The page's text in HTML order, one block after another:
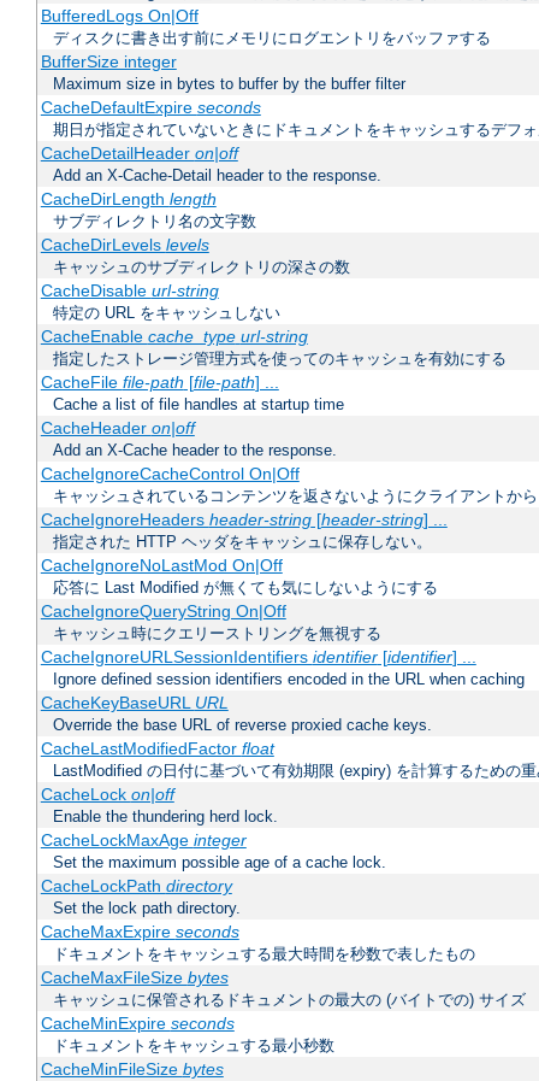
BufferedLogs On|Off
ディスクに書き出す前にメモリにログエントリをバッファする
BufferSize integer
Maximum size in bytes to buffer by the buffer filter
CacheDefaultExpire seconds
期日が指定されていないときにドキュメントをキャッシュするデフ
CacheDetailHeader on|off
Add an X-Cache-Detail header to the response.
CacheDirLength length
サブディレクトリ名の文字数
CacheDirLevels levels
キャッシュのサブディレクトリの深さの数
CacheDisable url-string
特定の URL をキャッシュしない
CacheEnable cache_type url-string
指定したストレージ管理方式を使ってのキャッシュを有効にする
CacheFile file-path [file-path] ...
Cache a list of file handles at startup time
CacheHeader on|off
Add an X-Cache header to the response.
CacheIgnoreCacheControl On|Off
キャッシュされているコンテンツを返さないようにクライアントか
CacheIgnoreHeaders header-string[header-string] ...
指定された HTTP ヘッダをキャッシュに保存しない。
CacheIgnoreNoLastMod On|Off
応答に Last Modified が無くても気にしないようにする
CacheIgnoreQueryString On|Off
キャッシュ時にクエリーストリングを無視する
CacheIgnoreURLSessionIdentifiers identifier[identifier] ...
Ignore defined session identifiers encoded in the URL when caching
CacheKeyBaseURL URL
Override the base URL of reverse proxied cache keys.
CacheLastModifiedFactor float
LastModified の日付に基づいて有効期限 (expiry) を計算するための
CacheLock on|off
Enable the thundering herd lock.
CacheLockMaxAge integer
Set the maximum possible age of a cache lock.
CacheLockPath directory
Set the lock path directory.
CacheMaxExpire seconds
ドキュメントをキャッシュする最大時間を秒数で表したもの
CacheMaxFileSize bytes
キャッシュに保管されるドキュメントの最大の (バイトでの) サイズ
CacheMinExpire seconds
ドキュメントをキャッシュする最小秒数
CacheMinFileSize bytes